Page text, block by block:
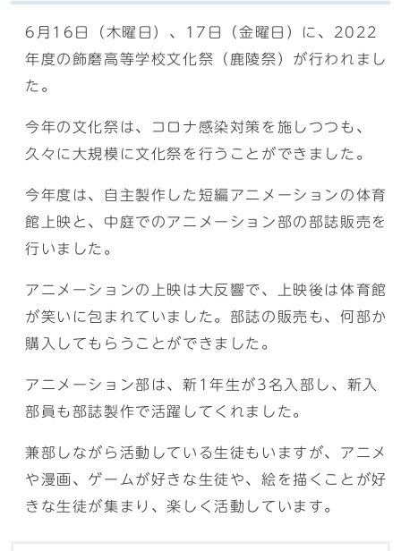
6月16日（木曜日）、17日（金曜日）に、2022
年度の飾磨高等学校文化祭（鹿陵祭）が行われまし
た。
今年の文化祭は、コロナ感染対策を施しつつも、
久々に大規模に文化祭を行うことができました。
今年度は、自主製作した短編アニメーションの体育
館上映と、中庭でのアニメーション部の部誌販売を
行いました。
アニメーションの上映は大反響で、上映後は体育館
が笑いに包まれていました。部誌の販売も、何部か
購入してもらうことができました。
アニメーション部は、新1年生が3名入部し、新入
部員も部誌製作で活躍してくれました。
兼部しながら活動している生徒もいますが、アニメ
や漫画、ゲームが好きな生徒や、絵を描くことが好
きな生徒が集まり、楽しく活動しています。